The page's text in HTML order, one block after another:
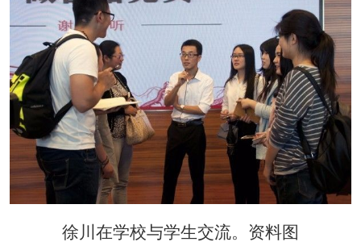
徐川在学校与学生交流。资料图